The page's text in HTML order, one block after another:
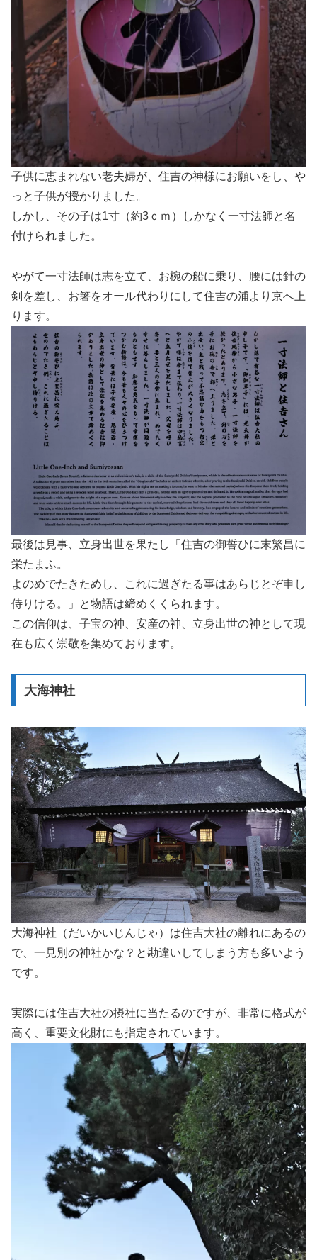
子供に恵まれない老夫婦が、住吉の神様にお願いをし、や
っと子供が授かりました。
しかし、その子は1寸（約3ｃｍ）しかなく一寸法師と名
付けられました。
やがて一寸法師は志を立て、お椀の船に乗り、腰には針の
剣を差し、お箸をオール代わりにして住吉の浦より京へ上
ります。
最後は見事、立身出世を果たし「住吉の御誓ひに末繁昌に
栄たまふ。
よのめでたきためし、これに過ぎたる事はあらじとぞ申し
侍りける。」と物語は締めくくられます。
この信仰は、子宝の神、安産の神、立身出世の神として現
在も広く崇敬を集めております。
大海神社
大海神社（だいかいじんじゃ）は住吉大社の離れにあるの
で、一見別の神社かな？と勘違いしてしまう方も多いよう
です。
実際には住吉大社の摂社に当たるのですが、非常に格式が
高く、重要文化財にも指定されています。